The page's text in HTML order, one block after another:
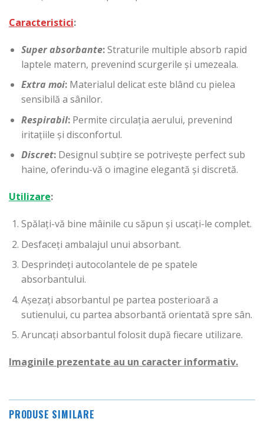
Caracteristici:
Super absorbante:Straturile multiple absorb rapid
laptele matern, prevenind scurgerile și umezeala.
Extra moi:Materialul delicat este blând cu pielea
sensibilă a sânilor.
Respirabil:Permite circulația aerului, prevenind
iritațiile și disconfortul.
Discret:Designul subțire se potrivește perfect sub
haine, oferindu-vă o imagine elegantă și discretă.
Utilizare:
Spălați-vă bine mâinile cu săpun și uscați-le complet.
Desfaceți ambalajul unui absorbant.
Desprindeți autocolantele de pe spatele
absorbantului.
Așezați absorbantul pe partea posterioară a
sutienului, cu partea absorbantă orientată spre sân.
Aruncați absorbantul folosit după fiecare utilizare.
Imaginile prezentate au un caracter informativ.
PRODUSE SIMILARE